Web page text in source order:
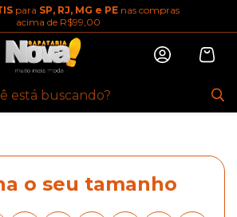
na primeira compra
Cupom BEMVINDO10
(100+)
Abrir
para SP, RJ, MG e PEnas compras
acima de R$99,00
o seu tamanho